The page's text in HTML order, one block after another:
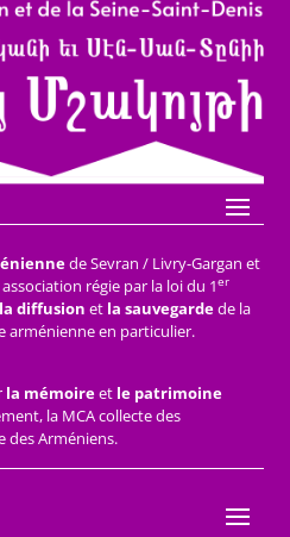
de Sevran / Livry-Gargan et
régie par la loi du 1er
la diffusion et la sauvegardede la
arménienne en particulier.
la mémoireet le patrimoine
la MCA collecte des
des Arméniens.